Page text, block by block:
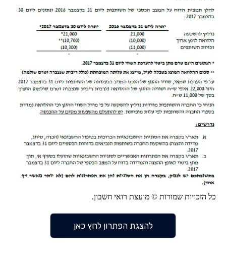
כל הזכויות שמורות © מועצת רואי חשבון.
להצגת הפתרון לחץ כאן